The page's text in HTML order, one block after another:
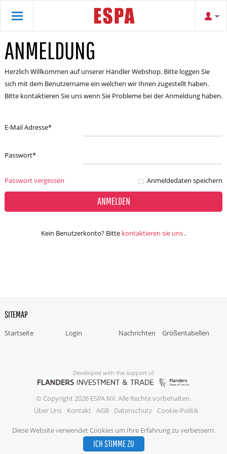
Diese Website verwendet Cookies um Ihre Erfahrung zu verbessern.
ICH STIMME ZU
ANMELDUNG
Herzlich Willkommen auf unserer Händler Webshop. Bitte loggen Sie
sich mit dem Benutzername ein welchen wir Ihnen zugestellt haben.
Bitte kontaktieren Sie uns wenn Sie Probleme bei der Anmeldung haben.
E-Mail Adresse*
Passwort*
Passwort vergessen Anmeldedaten speichern
ANMELDEN
Kein Benutzerkonto? Bitte kontaktieren sie uns .
SITEMAP
Startseite Login Nachrichten Größentabellen
Developed with the support of
© Copyright 2026 ESPA NV. Alle Rechte vorbehalten.
Über Uns
Kontakt AGB Datenschutz Cookie-Politik